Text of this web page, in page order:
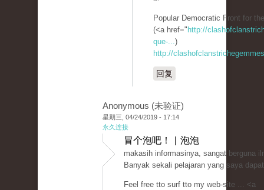
Popular Democratic Front for
(<a href=" http://
que-...)
http://
回复
Anonymous (未验证)
星期三, 04/24/2019 - 17:14
永久连接
冒个泡吧！ | 泡泡
makasih informasinya, sangat berguna
Banyak sekali pelajaran yang saya
Feel free tto surf tto my web-site ... <a